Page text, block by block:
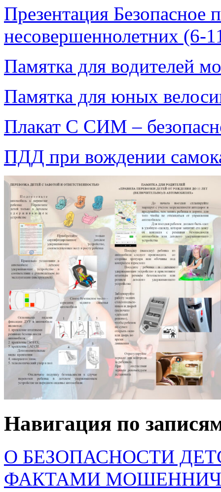
Презентация Безопасное
несовершеннолетних (6-
Памятка для водителей
Памятка для юных
Плакат С СИМ –
ПДД при вождении
Навигация по
О БЕЗОПАСНОСТИ
ФАКТАМИ